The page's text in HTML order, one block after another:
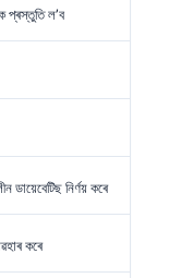
প্ৰস্তুতি ল’ব
ডায়েবেটিছ নিৰ্ণয় কৰে
কৰে